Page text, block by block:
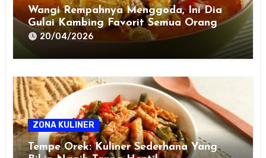
Wangi Rempahnya Menggoda, Ini Dia
Gulai Kambing Favorit Semua Orang
20/04/2026
ZONA KULINER
Tempe Orek: Kuliner Sederhana Yang